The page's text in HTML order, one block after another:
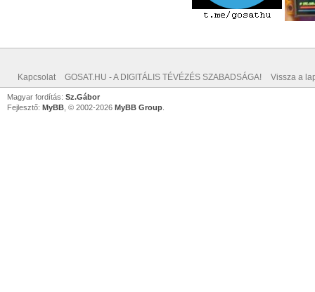
Kapcsolat GOSAT.HU - A DIGITÁLIS TÉVÉZÉS SZABADSÁGA! Vissza a
Magyar fordítás: Sz.Gábor
Fejlesztő: MyBB , © 2002-2026 MyBB Group